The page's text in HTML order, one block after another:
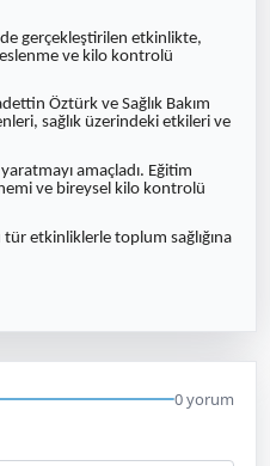
gerçekleştirilen etkinlikte,
ve kilo kontrolü
Öztürk ve Sağlık Bakım
sağlık üzerindeki etkileri ve
amaçladı. Eğitim
ve bireysel kilo kontrolü
etkinliklerle toplum sağlığına
0 yorum